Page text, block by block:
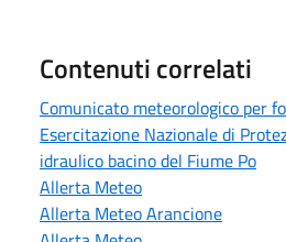
Contenuti correlati
Comunicato meteorologico per
Esercitazione Nazionale di
idraulico bacino del Fiume Po
Allerta Meteo
Allerta Meteo Arancione